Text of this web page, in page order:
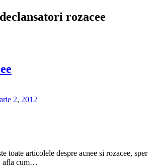
rozacee
2, 2012
toate articolele despre acnee si rozacee, sper
afla cum…